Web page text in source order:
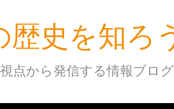
史を知ろ
点から発信する情報ブログ